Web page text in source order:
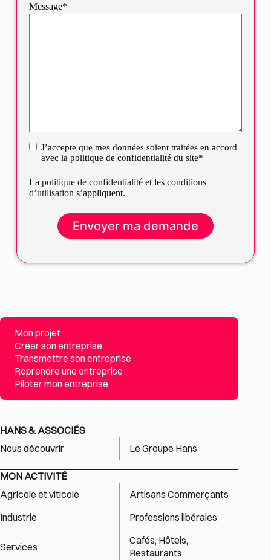
Message*
RGPDJ’accepte que mes données soient traitées en accord
avec la politique de confidentialité du site*
La politique de confidentialitéet les conditions
d’utilisation s’appliquent.
Mon projet
Créer son entreprise
Transmettre son entreprise
Reprendre une entreprise
Piloter mon entreprise
HANS & ASSOCIÉS
Nous découvrir
Le Groupe Hans
MON ACTIVITÉ
Agricole et viticole
Artisans Commerçants
Industrie
Professions libérales
Services
Cafés, Hôtels,
Restaurants